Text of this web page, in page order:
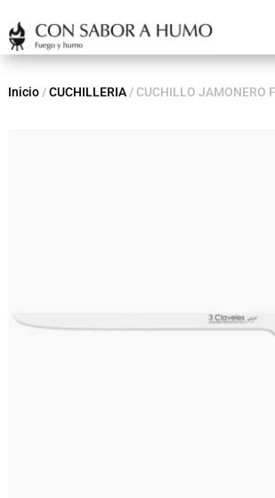
Inicio/CUCHILLERIA/ CUCHILLO JAMONERO